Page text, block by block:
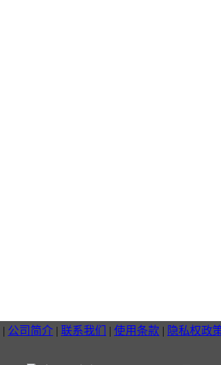
| 公司简介 | 联系我们 | 使用条款 | 隐私权政